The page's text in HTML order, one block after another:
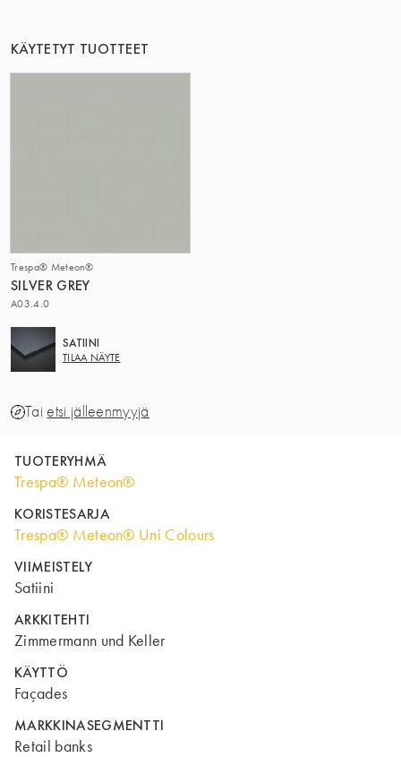
KÄYTETYT TUOTTEET
Trespa® Meteon®
SILVER GREY
A03.4.0
SATIINI
TILAA NÄYTE
Taietsi jälleenmyyjä
TUOTERYHMÄ
Trespa® Meteon®
KORISTESARJA
Trespa® Meteon® Uni Colours
VIIMEISTELY
Satiini
ARKKITEHTI
Zimmermann und Keller
KÄYTTÖ
Façades
MARKKINASEGMENTTI
Retail banks